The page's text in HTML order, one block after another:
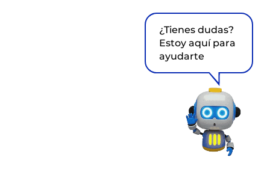
¿Tienes dudas?
Estoy aquí para
ayudarte